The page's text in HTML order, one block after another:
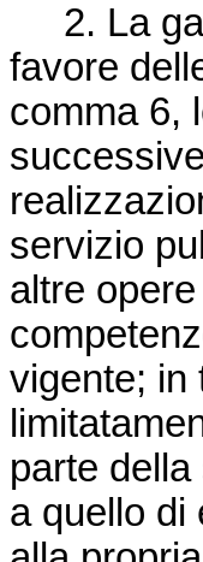
2. La
favore
comma 6,
servizio
altre
vigente; in
parte
a quello di